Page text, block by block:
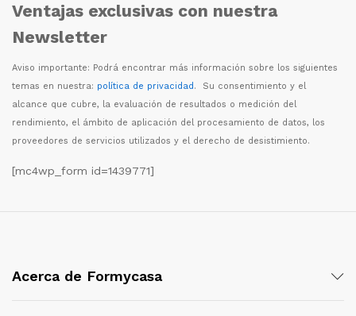
Ventajas exclusivas con nuestra
Newsletter
Aviso importante: Podrá encontrar más información sobre los siguientes
temas en nuestra: política de privacidad. Su consentimiento y el
alcance que cubre, la evaluación de resultados o medición del
rendimiento, el ámbito de aplicación del procesamiento de datos, los
proveedores de servicios utilizados y el derecho de desistimiento.
[mc4wp_form id=1439771]
Acerca de Formycasa